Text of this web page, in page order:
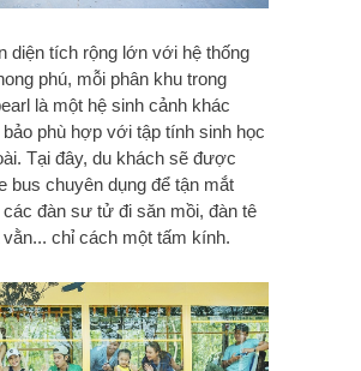
diện tích rộng lớn với hệ thống
phú, mỗi phân khu trong
là một hệ sinh cảnh khác
bảo phù hợp với tập tính sinh học
Tại đây, du khách sẽ được
bus chuyên dụng để tận mắt
các đàn sư tử đi săn mồi, đàn tê
chỉ cách một tấm kính.